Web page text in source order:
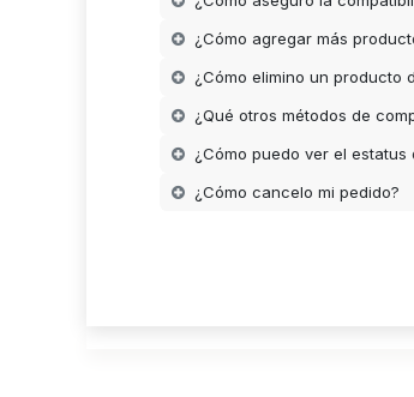
¿Cómo agregar más
¿Cómo elimino un producto
¿Qué otros métodos de
¿Cómo puedo ver el estatus
¿Cómo cancelo mi pedido?